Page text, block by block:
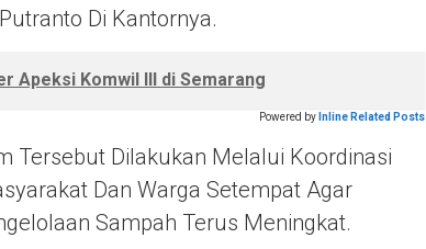
Di Kantornya.
Apeksi Komwil III di Semarang
Powered by Inline Related Posts
Tersebut Dilakukan Melalui Koordinasi
Dan Warga Setempat Agar
Sampah Terus Meningkat.